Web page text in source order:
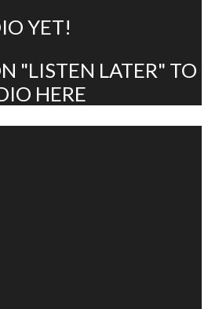
YET!
"LISTEN LATER" TO
HERE